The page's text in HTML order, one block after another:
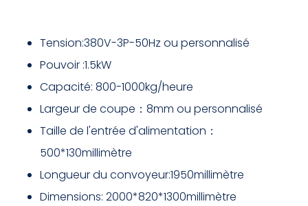
Tension:380V-3P-50Hz ou personnalisé
Pouvoir :1.5kW
Capacité: 800-1000kg/heure
Largeur de coupe：8mm ou personnalisé
Taille de l'entrée d'alimentation：
500*130millimètre
Longueur du convoyeur:1950millimètre
Dimensions: 2000*820*1300millimètre